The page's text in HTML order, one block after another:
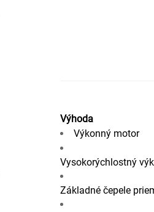
Výhoda
Výkonný motor
Vysokorýchlostný
Základné čepele